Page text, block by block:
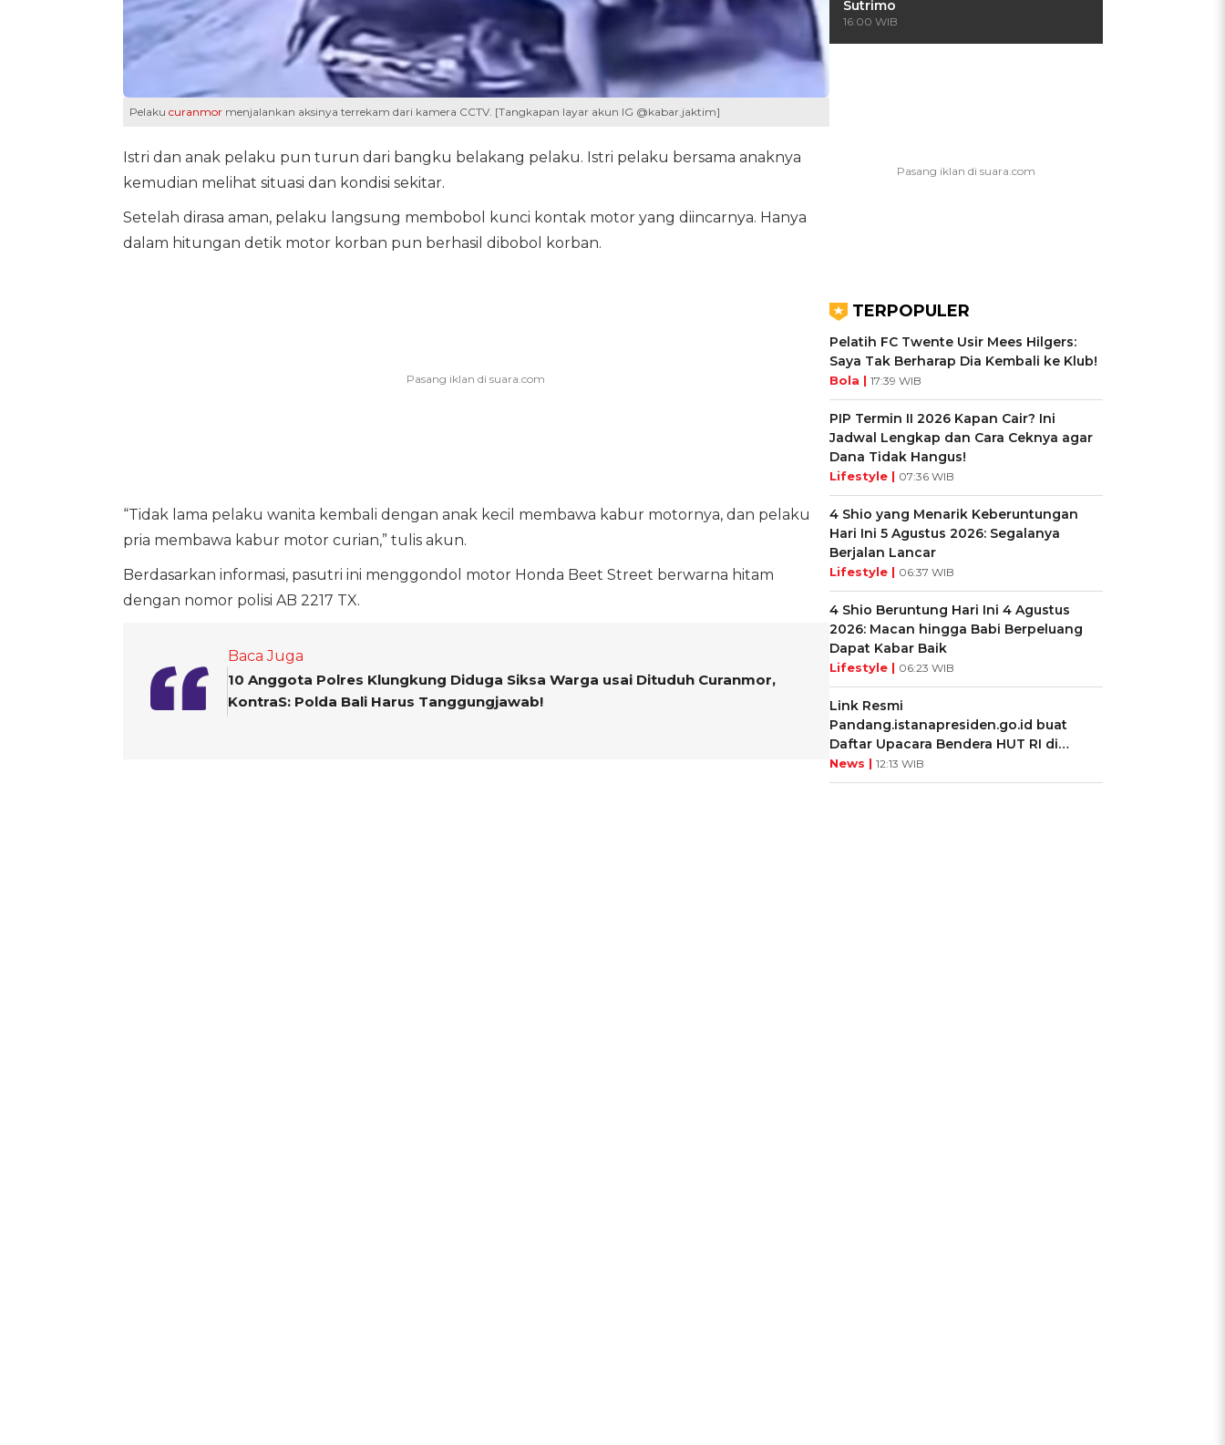
Pelaku curanmormenjalankan aksinya terrekam dari kamera CCTV. [Tangkapan layar akun IG @kabar.jaktim]
Istri dan anak pelaku pun turun dari bangku belakang pelaku. Istri pelaku bersama anaknya
kemudian melihat situasi dan kondisi sekitar.
Setelah dirasa aman, pelaku langsung membobol kunci kontak motor yang diincarnya. Hanya
dalam hitungan detik motor korban pun berhasil dibobol korban.
“Tidak lama pelaku wanita kembali dengan anak kecil membawa kabur motornya, dan pelaku
pria membawa kabur motor curian,” tulis akun.
Berdasarkan informasi, pasutri ini menggondol motor Honda Beet Street berwarna hitam
dengan nomor polisi AB 2217 TX.
Baca Juga
10 Anggota Polres Klungkung Diduga Siksa Warga usai Dituduh Curanmor,
KontraS: Polda Bali Harus Tanggungjawab!
Sutrimo
16:00 WIB
TERPOPULER
Pelatih FC Twente Usir Mees Hilgers:
Saya Tak Berharap Dia Kembali ke Klub!
Bola | 17:39 WIB
PIP Termin II 2026 Kapan Cair? Ini
Jadwal Lengkap dan Cara Ceknya agar
Dana Tidak Hangus!
Lifestyle | 07:36 WIB
4 Shio yang Menarik Keberuntungan
Hari Ini 5 Agustus 2026: Segalanya
Berjalan Lancar
Lifestyle | 06:37 WIB
4 Shio Beruntung Hari Ini 4 Agustus
2026: Macan hingga Babi Berpeluang
Dapat Kabar Baik
Lifestyle | 06:23 WIB
Link Resmi
Pandang.istanapresiden.go.id buat
Daftar Upacara Bendera HUT RI di
Istana Negara
News | 12:13 WIB